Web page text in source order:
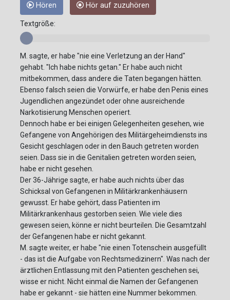
Hören Hör auf zuzuhören
Textgröße:
M. sagte, er habe "nie eine Verletzung an der Hand"
gehabt. "Ich habe nichts getan." Er habe auch nicht
mitbekommen, dass andere die Taten begangen hätten.
Ebenso falsch seien die Vorwürfe, er habe den Penis eines
Jugendlichen angezündet oder ohne ausreichende
Narkotisierung Menschen operiert.
Dennoch habe er bei einigen Gelegenheiten gesehen, wie
Gefangene von Angehörigen des Militärgeheimdiensts ins
Gesicht geschlagen oder in den Bauch getreten worden
seien. Dass sie in die Genitalien getreten worden seien,
habe er nicht gesehen.
Der 36-Jährige sagte, er habe auch nichts über das
Schicksal von Gefangenen in Militärkrankenhäusern
gewusst. Er habe gehört, dass Patienten im
Militärkrankenhaus gestorben seien. Wie viele dies
gewesen seien, könne er nicht beurteilen. Die Gesamtzahl
der Gefangenen habe er nicht gekannt.
M. sagte weiter, er habe "nie einen Totenschein ausgefüllt
- das ist die Aufgabe von Rechtsmedizinern". Was nach der
ärztlichen Entlassung mit den Patienten geschehen sei,
wisse er nicht. Nicht einmal die Namen der Gefangenen
habe er gekannt - sie hätten eine Nummer bekommen.